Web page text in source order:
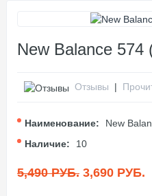
New Balance
Отзывы |
Наименование:
New
Наличие:
10
5,490 РУБ. 3,690 РУБ.